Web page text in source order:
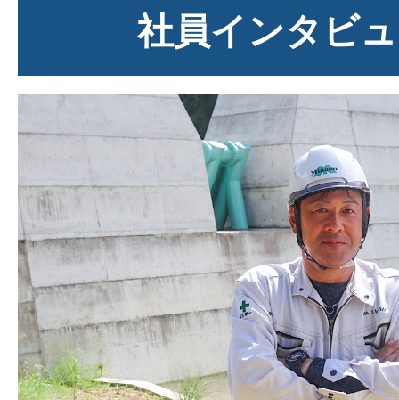
社員インタビ